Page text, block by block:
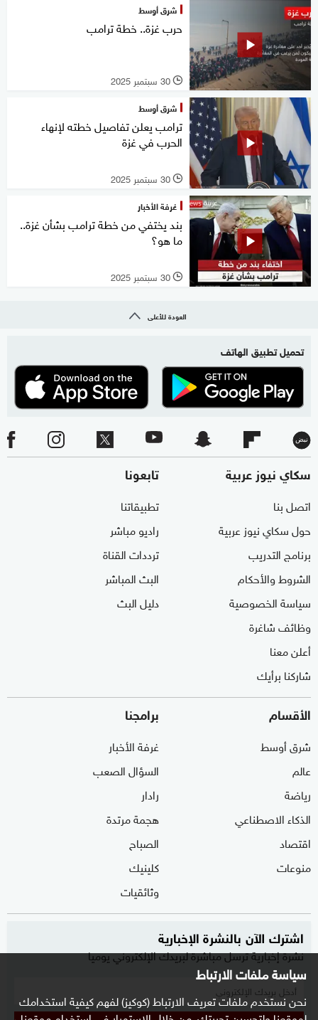
سياسة ملفات الارتباط
نحن نستخدم ملفات تعريف الارتباط (كوكيز) لفهم كيفية استخدامك
شرق أوسط
حرب غزة.. خطة ترامب
l 30 سبتمبر 2025
شرق أوسط
ترامب يعلن تفاصيل خطته لإنهاء
الحرب في غزة
l 30 سبتمبر 2025
غرفة الأخبار
بند يختفي من خطة ترامب بشأن غزة..
ما هو؟
l 30 سبتمبر 2025
العودة للأعلى
تحميل تطبيق الهاتف
سكاي نيوز عربية
اتصل بنا
حول سكاي نيوز عربية
برنامج التدريب
الشروط والأحكام
سياسة الخصوصية
وظائف شاغرة
أعلن معنا
شاركنا برأيك
تابعونا
تطبيقاتنا
راديو مباشر
ترددات القناة
البث المباشر
دليل البث
الأقسام
شرق أوسط
عالم
رياضة
الذكاء الاصطناعي
اقتصاد
منوعات
برامجنا
غرفة الأخبار
السؤال الصعب
رادار
هجمة مرتدة
الصباح
كلينيك
وثائقيات
اشترك الآن بالنشرة الإخبارية
نشرة إخبارية ترسل مباشرة لبريدك الإلكتروني يوميا